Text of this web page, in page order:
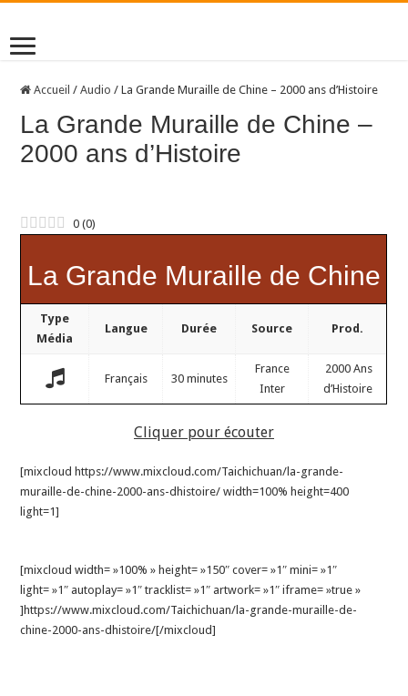
Accueil / Audio / La Grande Muraille de Chine – 2000 ans d’Histoire
La Grande Muraille de Chine –
2000 ans d’Histoire
0 (0)
La Grande Muraille de Chine
Type
Média
Langue Durée Source Prod.
Français 30 minutes
France
Inter
2000 Ans
d’Histoire
Cliquer pour écouter
[mixcloud https://www.mixcloud.com/Taichichuan/la-grande-
muraille-de-chine-2000-ans-dhistoire/ width=100% height=400
light=1]
[mixcloud width= »100% » height= »150″ cover= »1″ mini= »1″
light= »1″ autoplay= »1″ tracklist= »1″ artwork= »1″ iframe= »true »
]https://www.mixcloud.com/Taichichuan/la-grande-muraille-de-
chine-2000-ans-dhistoire/[/mixcloud]